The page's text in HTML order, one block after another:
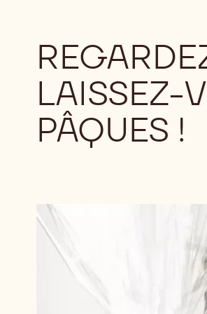
LAISSEZ-
PÂQUES !